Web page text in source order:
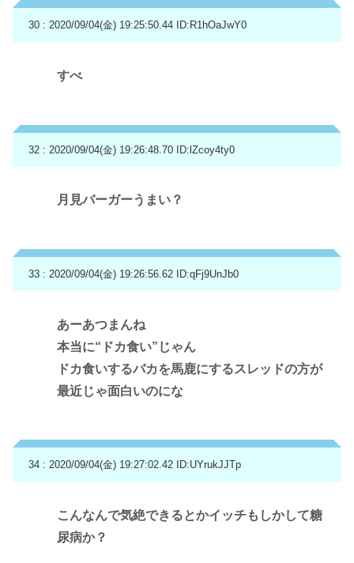
30 : 2020/09/04(金) 19:25:50.44 ID:R1hOaJwY0
すべ
32 : 2020/09/04(金) 19:26:48.70 ID:lZcoy4ty0
月見バーガーうまい？
33 : 2020/09/04(金) 19:26:56.62 ID:qFj9UnJb0
あーあつまんね
本当に“ドカ食い”じゃん
ドカ食いするバカを馬鹿にするスレッドの方が
最近じゃ面白いのにな
34 : 2020/09/04(金) 19:27:02.42 ID:UYrukJJTp
こんなんで気絶できるとかイッチもしかして糖
尿病か？